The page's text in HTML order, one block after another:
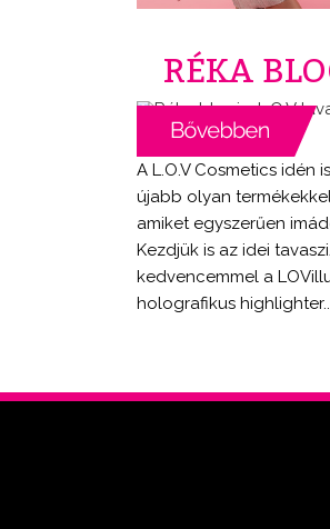
RÉKA
A L.O.V Cosmetics idén
újabb olyan
amiket egyszerűen
Kezdjük is az idei
kedvencemmel a
holografikus highlighter...